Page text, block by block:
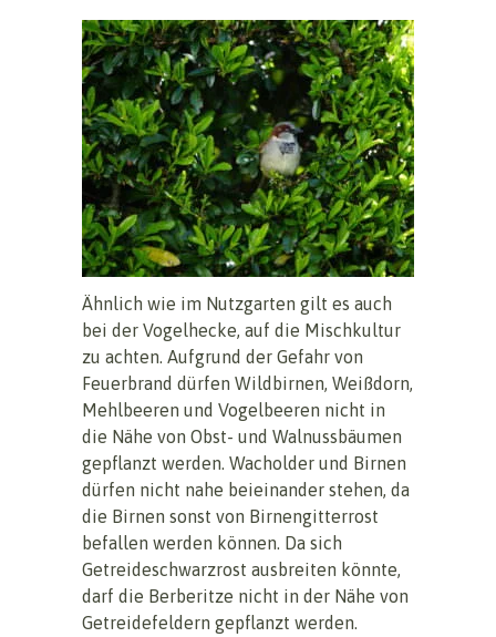
Ähnlich wie im Nutzgarten gilt es auch
bei der Vogelhecke, auf die Mischkultur
zu achten. Aufgrund der Gefahr von
Feuerbrand dürfen Wildbirnen, Weißdorn,
Mehlbeeren und Vogelbeeren nicht in
die Nähe von Obst- und Walnussbäumen
gepflanzt werden. Wacholder und Birnen
dürfen nicht nahe beieinander stehen, da
die Birnen sonst von Birnengitterrost
befallen werden können. Da sich
Getreideschwarzrost ausbreiten könnte,
darf die Berberitze nicht in der Nähe von
Getreidefeldern gepflanzt werden.